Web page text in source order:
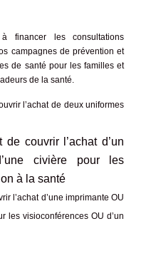
financer les consultations
campagnes de prévention et
de santé pour les familles et
de la santé.
l’achat de deux uniformes
couvrir l’achat d’un
civière pour les
à la santé
l’achat d’une imprimante OU
les visioconférences OU d’un